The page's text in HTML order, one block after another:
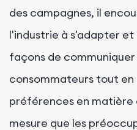
des campagnes, il
l'industrie à s'adapter
façons de
consommateurs tout
préférences en
mesure que les